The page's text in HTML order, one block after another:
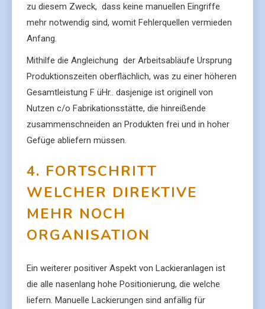
zu diesem Zweck, dass keine manuellen Eingriffe
mehr notwendig sind, womit Fehlerquellen vermieden
Anfang.
Mithilfe die Angleichung der Arbeitsabläufe Ursprung
Produktionszeiten oberflächlich, was zu einer höheren
Gesamtleistung F üHr.. dasjenige ist originell von
Nutzen c/o Fabrikationsstätte, die hinreißende
zusammenschneiden an Produkten frei und in hoher
Gefüge abliefern müssen.
4. FORTSCHRITT
WELCHER DIREKTIVE
MEHR NOCH
ORGANISATION
Ein weiterer positiver Aspekt von Lackieranlagen ist
die alle nasenlang hohe Positionierung, die welche
liefern. Manuelle Lackierungen sind anfällig für